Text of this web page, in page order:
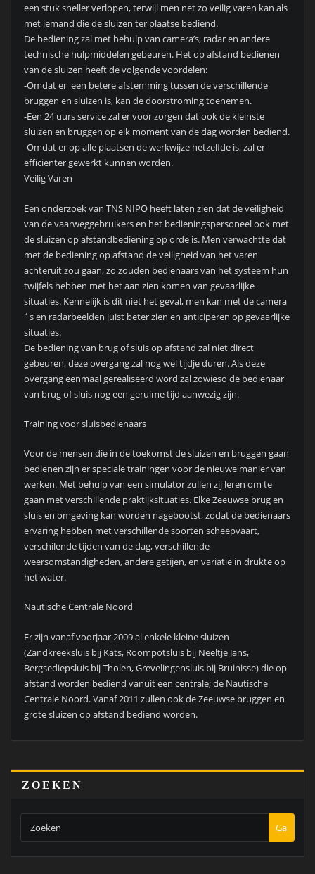
een stuk sneller verlopen, terwijl men net zo veilig varen kan als
met iemand die de sluizen ter plaatse bediend.
De bediening zal met behulp van camera’s, radar en andere
technische hulpmiddelen gebeuren. Het op afstand bedienen
van de sluizen heeft de volgende voordelen:
-Omdat er een betere afstemming tussen de verschillende
bruggen en sluizen is, kan de doorstroming toenemen.
-Een 24 uurs service zal er voor zorgen dat ook de kleinste
sluizen en bruggen op elk moment van de dag worden bediend.
-Omdat er op alle plaatsen de werkwijze hetzelfde is, zal er
efficienter gewerkt kunnen worden.
Veilig Varen
Een onderzoek van TNS NIPO heeft laten zien dat de veiligheid
van de vaarweggebruikers en het bedieningspersoneel ook met
de sluizen op afstandbediening op orde is. Men verwachtte dat
met de bediening op afstand de veiligheid van het varen
achteruit zou gaan, zo zouden bedienaars van het systeem hun
twijfels hebben met het aan zien komen van gevaarlijke
situaties. Kennelijk is dit niet het geval, men kan met de camera
´s en radarbeelden juist beter zien en anticiperen op gevaarlijke
situaties.
De bediening van brug of sluis op afstand zal niet direct
gebeuren, deze overgang zal nog wel tijdje duren. Als deze
overgang eenmaal gerealiseerd word zal zowieso de bedienaar
van brug of sluis nog een geruime tijd aanwezig zijn.
Training voor sluisbedienaars
Voor de mensen die in de toekomst de sluizen en bruggen gaan
bedienen zijn er speciale trainingen voor de nieuwe manier van
werken. Met behulp van een simulator zullen zij leren om te
gaan met verschillende praktijksituaties. Elke Zeeuwse brug en
sluis en omgeving kan worden nagebootst, zodat de bedienaars
ervaring hebben met verschillende soorten scheepvaart,
verschilende tijden van de dag, verschillende
weersomstandigheden, andere getijen, en variatie in drukte op
het water.
Nautische Centrale Noord
Er zijn vanaf voorjaar 2009 al enkele kleine sluizen
(Zandkreeksluis bij Kats, Roompotsluis bij Neeltje Jans,
Bergsediepsluis bij Tholen, Grevelingensluis bij Bruinisse) die op
afstand worden bediend vanuit een centrale; de Nautische
Centrale Noord. Vanaf 2011 zullen ook de Zeeuwse bruggen en
grote sluizen op afstand bediend worden.
ZOEKEN
Ga